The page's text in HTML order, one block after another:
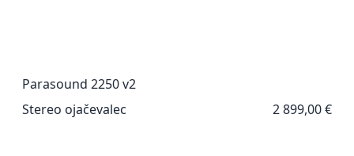
Parasound 2250 v2
Stereo ojačevalec
2 899,00 €